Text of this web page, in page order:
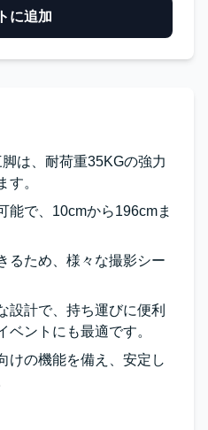
に追加
は、耐荷重35KGの強力
す。
能で、10cmから196cmま
るため、様々な撮影シー
設計で、持ち運びに便利
ベントにも最適です。
けの機能を備え、安定し